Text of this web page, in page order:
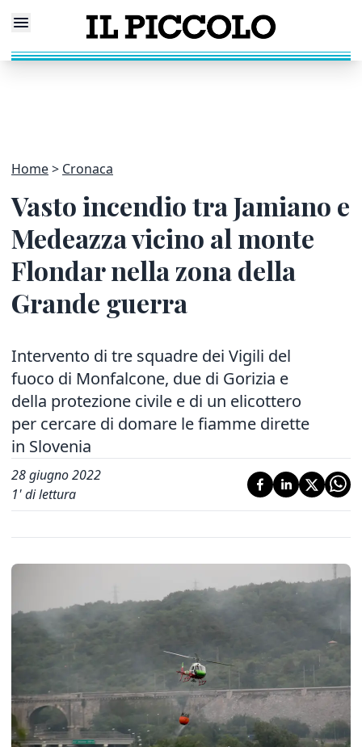
Home Cronaca
Vasto incendio tra Jamiano e
Medeazza vicino al monte
Flondar nella zona della
Grande guerra
Intervento di tre squadre dei Vigili del
fuoco di Monfalcone, due di Gorizia e
della protezione civile e di un elicottero
per cercare di domare le fiamme dirette
in Slovenia
28 giugno 2022
1' di lettura